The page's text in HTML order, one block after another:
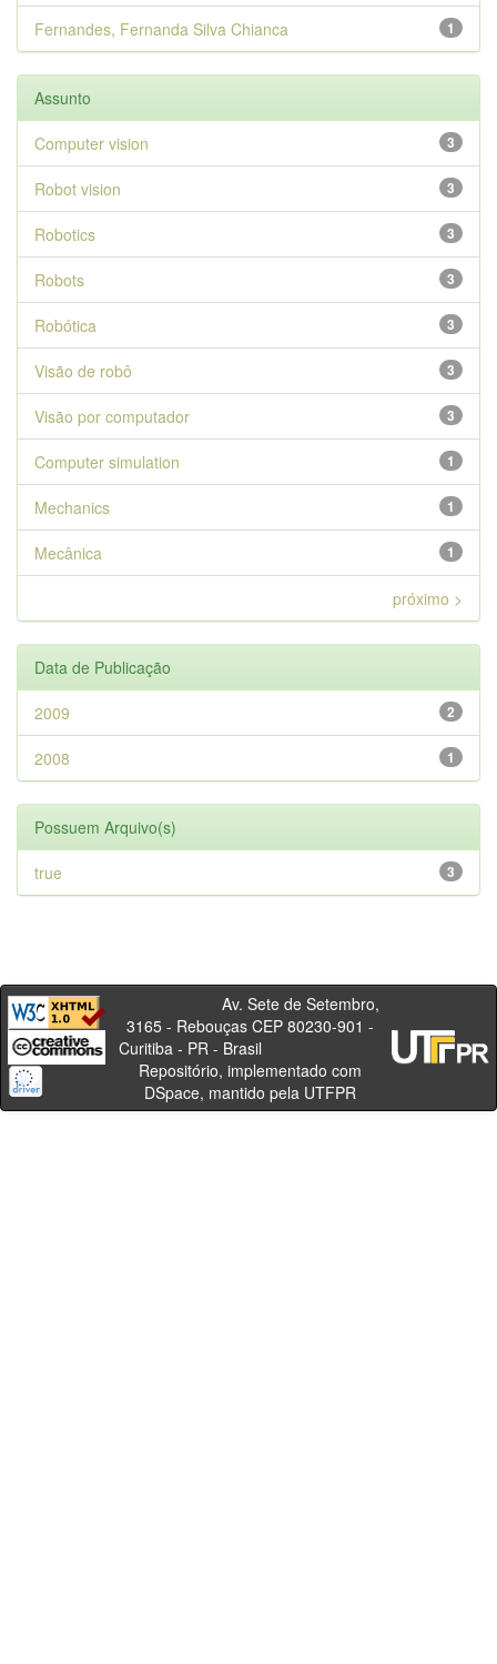
1
Fernandes, Fernanda Silva Chianca
Assunto
3
Computer vision
3
Robot vision
3
Robotics
3
Robots
3
Robótica
3
Visão de robô
3
Visão por computador
1
Computer simulation
1
Mechanics
1
Mecânica
próximo >
Data de Publicação
2
2009
1
2008
Possuem Arquivo(s)
3
true
Av. Sete de Setembro,
3165 - Rebouças CEP 80230-901 -
Curitiba - PR - Brasil
Repositório, implementado com
DSpace, mantido pela UTFPR